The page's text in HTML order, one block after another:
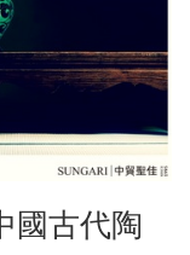
國古代陶